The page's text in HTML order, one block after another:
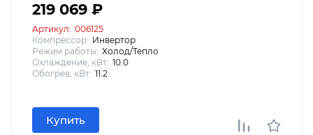
219 069 ₽
Артикул: 006125
Компрессор: Инвертор
Режим работы: Холод/Тепло
Охлаждение, кВт: 10.0
Обогрев, кВт: 11.2
Купить